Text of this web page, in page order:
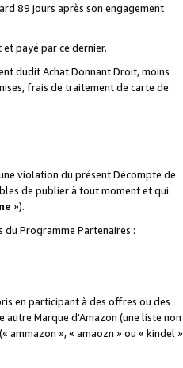
89 jours après son engagement
payé par ce dernier.
dudit Achat Donnant Droit, moins
frais de traitement de carte de
violation du présent Décompte de
de publier à tout moment et qui
»).
du Programme Partenaires :
en participant à des offres ou des
Marque d'Amazon (une liste non
ammazon », « amaozn » ou « kindel »